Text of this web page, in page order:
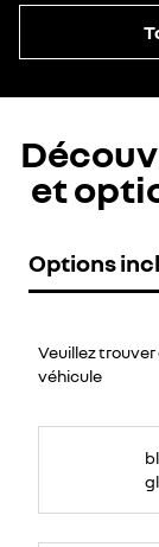
et
Options
Veuillez trouver
véhicule